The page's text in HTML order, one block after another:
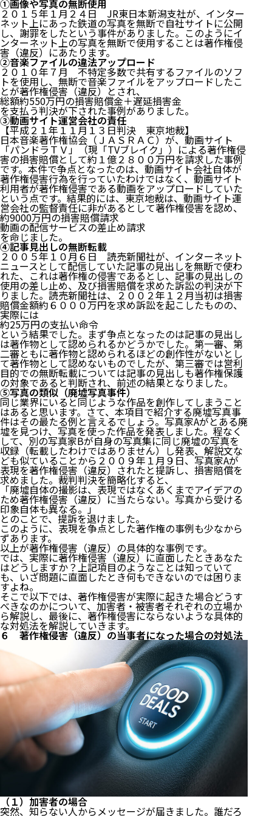
①画像や写真の無断使用
２０１５年１月２４日 JR東日本新潟支社が、インター
ネット上にあった鉄道の写真を無断で自社サイトに公開
し、謝罪をしたという事件がありました。このようにイ
ンターネット上の写真を無断で使用することは著作権侵
害（違反）にあたります。
②音楽ファイルの違法アップロード
２０１０年７月 不特定多数で共有するファイルのソフ
トを使用し、無断で音楽ファイルをアップロードしたこ
とが著作権侵害（違反）とされ、
総額約550万円の損害賠償金＋遅延損害金
を支払う判決が下された事例がありました。
③動画サイト運営会社の責任
【平成２１年１１月１３日判決 東京地裁】
日本音楽著作権協会（ＪＡＳＲＡＣ）が、動画サイト
「パンドラＴＶ」（現「TVブレイク」）による著作権侵
害の損害賠償として約１億２８００万円を請求した事例
です。本件で争点となったのは、動画サイト会社自体が
著作権侵害行為を行っていたわけではなく、動画サイト
利用者が著作権侵害である動画をアップロードしていた
という点です。結果的には、東京地裁は、動画サイト運
営会社の監督責任に非があるとして著作権侵害を認め、
約9000万円の損害賠償請求
動画の配信サービスの差止め請求
を命じました。
④記事見出しの無断転載
２００５年１０月６日 読売新聞社が、インターネット
ニュースとして配信していた記事の見出しを無断で使わ
れた、これは著作権の侵害であるとし、記事の見出しの
使用の差し止め、及び損害賠償を求めた訴訟の判決が下
りました。読売新聞社は、２００２年１２月当初は損害
賠償金額約６０００万円を求め訴訟を起こしたものの、
実際には
約25万円の支払い命令
という結果でした。まず争点となったのは記事の見出し
は著作物として認められるかどうかでした。第一審、第
二審ともに著作物と認められるほどの創作性がないとし
て著作物として認めないものでしたが、第三審では営利
目的での無断転載については記事の見出しも著作権保護
の対象であると判断され、前述の結果となりました。
⑤写真の類似（廃墟写真事件）
同じ業界にいると同じような作品を創作してしまうこと
はあると思います。さて、本項目で紹介する廃墟写真事
件はその最たる例と言えるでしょう。写真家Aがとある廃
墟を見つけ、写真を使った作品を発表しました。程なく
して、別の写真家Bが自身の写真集に同じ廃墟の写真を
収録（転載したわけではありません）し発表、解説文な
ども似ていることから２００９年１月９日、写真家Aが
表現を著作権侵害（違反）されたと提訴し、損害賠償を
求めました。裁判判決を簡略化すると、
「廃墟自体の撮影は、表現ではなくあくまでアイデアの
ため著作権侵害（違反）に当たらない。写真から受ける
印象自体も異なる。」
とのことで、提訴を退けました。
このように、表現を争点とした著作権の事例も少なから
ずあります。
以上が著作権侵害（違反）の具体的な事例です。
では、実際に著作権侵害（違反）に直面したときあなた
はどうしますか？上記項目のようなことは知っていて
も、いざ問題に直面したとき何もできないのでは困りま
すよね。
そこで以下では、著作権侵害が実際に起きた場合どうす
べきなのかについて、加害者・被害者それぞれの立場か
ら解説し、最後に、著作権侵害にならないような具体的
な対処法を解説していきます。
６ 著作権侵害（違反）の当事者になった場合の対処法
（１）加害者の場合
突然、知らない人からメッセージが届きました。誰だろ